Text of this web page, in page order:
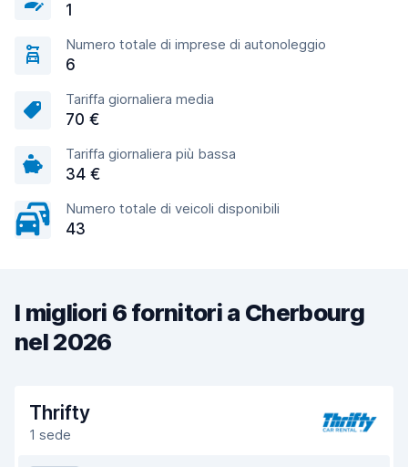
1
Numero totale di imprese di autonoleggio
6
Tariffa giornaliera media
70 €
Tariffa giornaliera più bassa
34 €
Numero totale di veicoli disponibili
43
I migliori 6 fornitori a Cherbourg
nel 2026
Thrifty
1 sede